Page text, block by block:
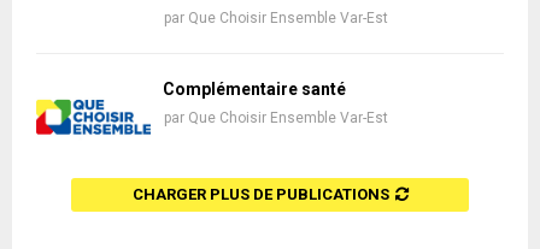
par Que Choisir Ensemble Var-Est
Complémentaire santé
par Que Choisir Ensemble Var-Est
CHARGER PLUS DE PUBLICATIONS